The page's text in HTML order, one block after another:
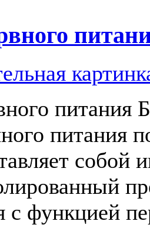
питания
питания
собой
с функцией